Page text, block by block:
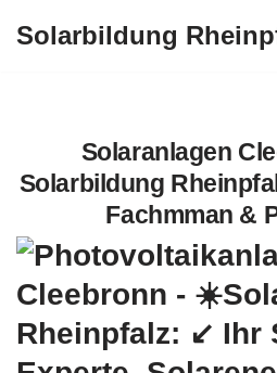
Solarbildung
Solaranlagen
Solarbildung
Fachmman &